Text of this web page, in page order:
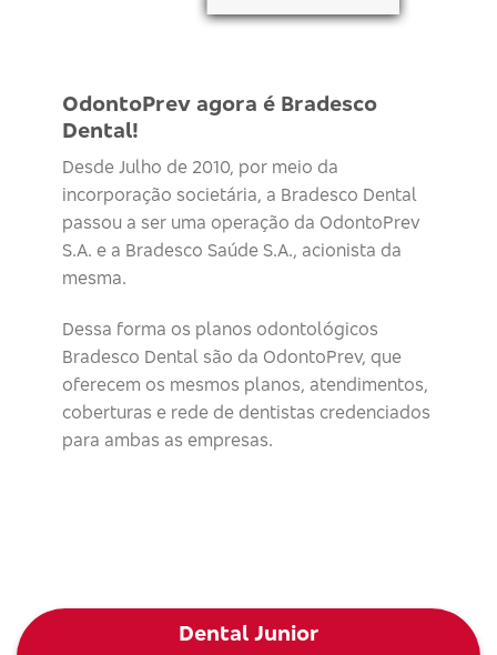
OdontoPrev agora é Bradesco
Dental!
Desde Julho de 2010, por meio da
incorporação societária, a Bradesco Dental
passou a ser uma operação da OdontoPrev
S.A. e a Bradesco Saúde S.A., acionista da
mesma.
Dessa forma os planos odontológicos
Bradesco Dental são da OdontoPrev, que
oferecem os mesmos planos, atendimentos,
coberturas e rede de dentistas credenciados
para ambas as empresas.
Dental Junior